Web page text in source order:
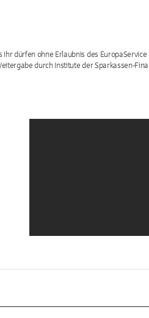
dürfen ohne Erlaubnis des
durch Institute der Sparkassen-